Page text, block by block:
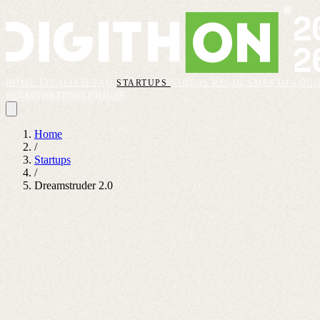
FAQSTARTUPS VIDEOS REGOLAMENTO
Home
/
Startups
/
Dreamstruder 2.0